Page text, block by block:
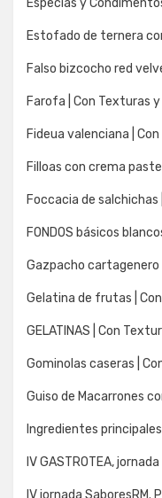
Estofado de ternera
Falso bizcocho red
Farofa | Con Texturas
Fideua valenciana |
Filloas con crema
Foccacia de
FONDOS básicos
Gazpacho
Gelatina de frutas |
GELATINAS | Con
Gominolas caseras |
Guiso de Macarrones
Ingredientes
IV GASTROTEA,
IV jornada SaboresRM.